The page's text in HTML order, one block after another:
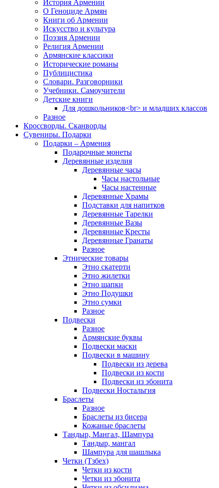
История Армении
О Геноциде Армян
Книги об Армении
Иcкусство и культура
Поэзия Армении
Религия Армении
Армянские классики
Исторические романы
Публицистика
Словари. Разговорники
Учебники. Самоучители
Детские книги
Для дошкольников<br> и младших классов
Разное
Кроссворды. Сканворды
Сувениры. Подарки
Подарки – Армения
Подарочные монеты
Деревянные изделия
Деревянные часы
Часы настольные
Часы настенные
Деревянные Храмы
Подставки для напитков
Деревянные Тарелки
Деревянные Вазы
Деревянные Кресты
Деревянные Гранаты
Разное
Этнические товары
Этно скатерти
Этно жилетки
Этно шапки
Этно Подушки
Этно сумки
Разное
Подвески
Разное
Армянские буквы
Подвески маски
Подвески в машину
Подвески из дерева
Подвески из кости
Подвески из эбонита
Подвески Ностальгия
Браслеты
Разное
Браслеты из бисера
Кожаные браслеты
Тандыр, Мангал, Шампура
Тандыр, мангал
Шампура для шашлыка
Четки (Тзбех)
Четки из кости
Четки из эбонита